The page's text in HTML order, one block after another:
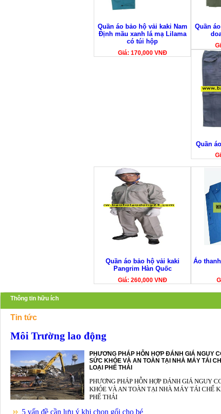
Quần áo bảo hộ vải kaki Nam
Định mầu xanh lá mạ Lilama
có túi hộp
Giá: 170,000 VNĐ
Quần
Quần
Quần áo bảo hộ vải kaki
Pangrim Hàn Quốc
Giá: 260,000 VNĐ
Áo
Thông tin hữu ích
Tin tức
Môi Trường lao động
PHƯƠNG PHÁP HỖN HỢP ĐÁNH GIÁ NGUY
SỨC KHỎE VÀ AN TOÀN TẠI NHÀ MÁY TÁI
LOẠI PHẾ THẢI
PHƯƠNG PHÁP HỖN HỢP ĐÁNH GIÁ NGUY
KHỎE VÀ AN TOÀN TẠI NHÀ MÁY TÁI CHẾ
PHẾ THẢI
5 vấn đề cần lưu ý khi chọn gối cho bé